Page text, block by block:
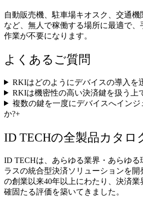
自動販売機、駐車場キオスク、交通
など、無人で稼働する場所に最適で、
作業が不要になります。
よくあるご質問
RKIはどのようにデバイスの導入を
RKIは機密性の高い決済鍵を扱う上
複数の鍵を一度にデバイスへイン
か?+
ID TECHの全製品カタロ
ID TECHは、あらゆる業界・あらゆる
ラスの統合型決済ソリューションを開
の創業以来40年以上にわたり、決済
確固たる評価を築いてきました。